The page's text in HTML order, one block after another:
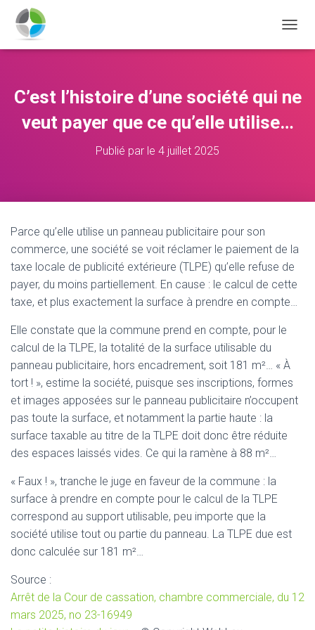
É
E
L
O
C’est l’histoire d’une société qui ne
veut payer que ce qu’elle utilise…
Publié par le 4 juillet 2025
Parce qu’elle utilise un panneau publicitaire pour son
commerce, une société se voit réclamer le paiement de la
taxe locale de publicité extérieure (TLPE) qu’elle refuse de
payer, du moins partiellement. En cause : le calcul de cette
taxe, et plus exactement la surface à prendre en compte…
Elle constate que la commune prend en compte, pour le
calcul de la TLPE, la totalité de la surface utilisable du
panneau publicitaire, hors encadrement, soit 181 m²… « À
tort ! », estime la société, puisque ses inscriptions, formes
et images apposées sur le panneau publicitaire n’occupent
pas toute la surface, et notamment la partie haute : la
surface taxable au titre de la TLPE doit donc être réduite
des espaces laissés vides. Ce qui la ramène à 88 m²…
« Faux ! », tranche le juge en faveur de la commune : la
surface à prendre en compte pour le calcul de la TLPE
correspond au support utilisable, peu importe que la
société utilise tout ou partie du panneau. La TLPE due est
donc calculée sur 181 m²…
Source :
Arrêt de la Cour de cassation, chambre commerciale, du 12
mars 2025, no 23-16949